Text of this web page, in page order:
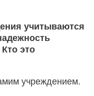
учитываются
это
учреждением.